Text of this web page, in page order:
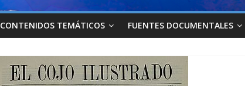
CONTENIDOS TEMÁTICOS FUENTES DOCUMENTALES